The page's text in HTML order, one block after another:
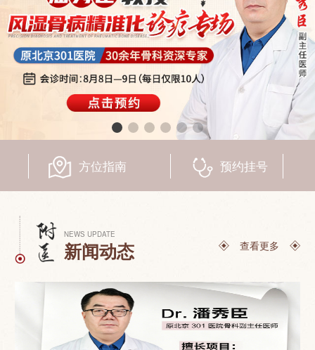
医养结合养老
视频中心
健康宣教
方位指南
预约挂号
NEWS UPDATE
新闻动态 查看更多